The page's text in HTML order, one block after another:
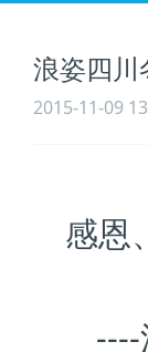
浪姿四川
2015-11-09
感恩
----浪